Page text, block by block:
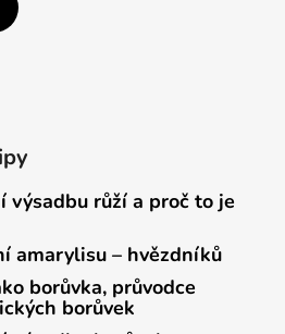
výsadbu růží a proč to je
amarylisu – hvězdníků
borůvka, průvodce
borůvek